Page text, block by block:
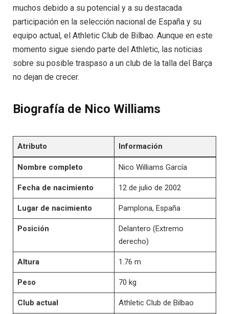
muchos debido a su potencial y a su destacada
participación en la selección nacional de España y su
equipo actual, el Athletic Club de Bilbao. Aunque en este
momento sigue siendo parte del Athletic, las noticias
sobre su posible traspaso a un club de la talla del Barça
no dejan de crecer.
Biografía de Nico Williams
Atributo Información
Nombre completo Nico Williams García
Fecha de nacimiento 12 de julio de 2002
Lugar de nacimiento Pamplona, España
Posición
Delantero (Extremo
derecho)
Altura 1.76 m
Peso 70 kg
Club actual Athletic Club de Bilbao